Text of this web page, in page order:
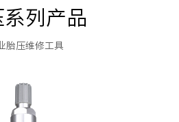
系列产品
胎压维修工具